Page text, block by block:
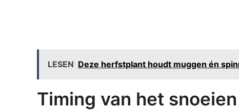
LESEN Deze herfstplant houdt muggen én
Timing van het snoeien